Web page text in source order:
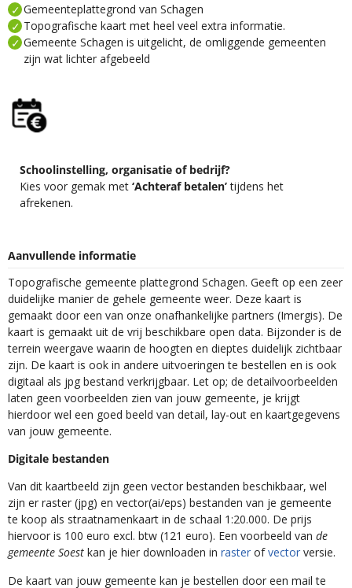
Gemeenteplattegrond van Schagen
Topografische kaart met heel veel extra informatie.
Gemeente Schagen is uitgelicht, de omliggende gemeenten
zijn wat lichter afgebeeld
Schoolinstelling, organisatie of bedrijf?
Kies voor gemak met ‘Achteraf betalen’tijdens het
afrekenen.
Aanvullende informatie
Topografische gemeente plattegrond Schagen. Geeft op een zeer
duidelijke manier de gehele gemeente weer. Deze kaart is
gemaakt door een van onze onafhankelijke partners (Imergis). De
kaart is gemaakt uit de vrij beschikbare open data. Bijzonder is de
terrein weergave waarin de hoogten en dieptes duidelijk zichtbaar
zijn. De kaart is ook in andere uitvoeringen te bestellen en is ook
digitaal als jpg bestand verkrijgbaar. Let op; de detailvoorbeelden
laten geen voorbeelden zien van jouw gemeente, je krijgt
hierdoor wel een goed beeld van detail, lay-out en kaartgegevens
van jouw gemeente.
Digitale bestanden
Van dit kaartbeeld zijn geen vector bestanden beschikbaar, wel
zijn er raster (jpg) en vector(ai/eps) bestanden van je gemeente
te koop als straatnamenkaart in de schaal 1:20.000. De prijs
hiervoor is 100 euro excl. btw (121 euro). Een voorbeeld van de
gemeente Soest kan je hier downloaden in raster ofvector versie.
De kaart van jouw gemeente kan je bestellen door een mail te